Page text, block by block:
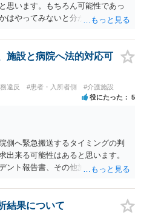
思います。もちろん可能性であっ
はやってみないと分かりません
料や仕事に影響があれば休業損害
ださい。
施設と病院へ法的対応可
違反 #患者・入所者側 #介護施設
役にたった 5
側へ緊急搬送するタイミングの判
出来る可能性はあると思います。
ント報告書、その他施設内で作成
調査してみなければ、裁判で勝て
できません。これはどの介護事
弁護士にご相談の上、まずは調査
結果について